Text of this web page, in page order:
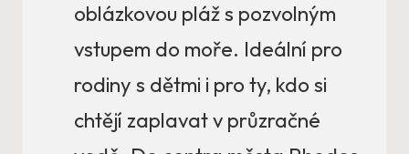
oblázkovou pláž s pozvolným
vstupem do moře. Ideální pro
rodiny s dětmi i pro ty, kdo si
chtějí zaplavat v průzračné